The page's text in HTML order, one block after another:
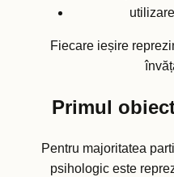
Fiecare ieșire
Primul
Pentru majoritatea
psihologic este